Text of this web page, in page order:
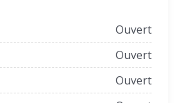
Ouvert
Ouvert
Ouvert